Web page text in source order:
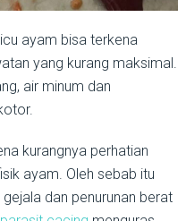
ayam bisa terkena
yang kurang maksimal.
air minum dan
kurangnya perhatian
ayam. Oleh sebab itu
dan penurunan berat